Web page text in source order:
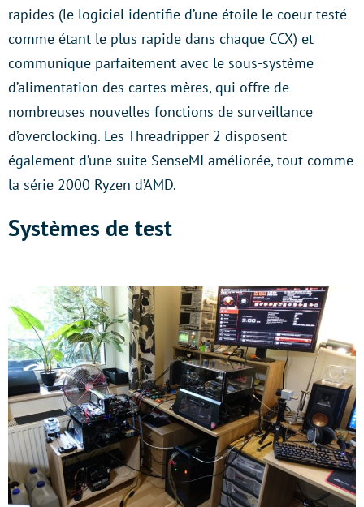
rapides (le logiciel identifie d’une étoile le coeur testé
comme étant le plus rapide dans chaque CCX) et
communique parfaitement avec le sous-système
d’alimentation des cartes mères, qui offre de
nombreuses nouvelles fonctions de surveillance
d’overclocking. Les Threadripper 2 disposent
également d’une suite SenseMI améliorée, tout comme
la série 2000 Ryzen d’AMD.
Systèmes de test